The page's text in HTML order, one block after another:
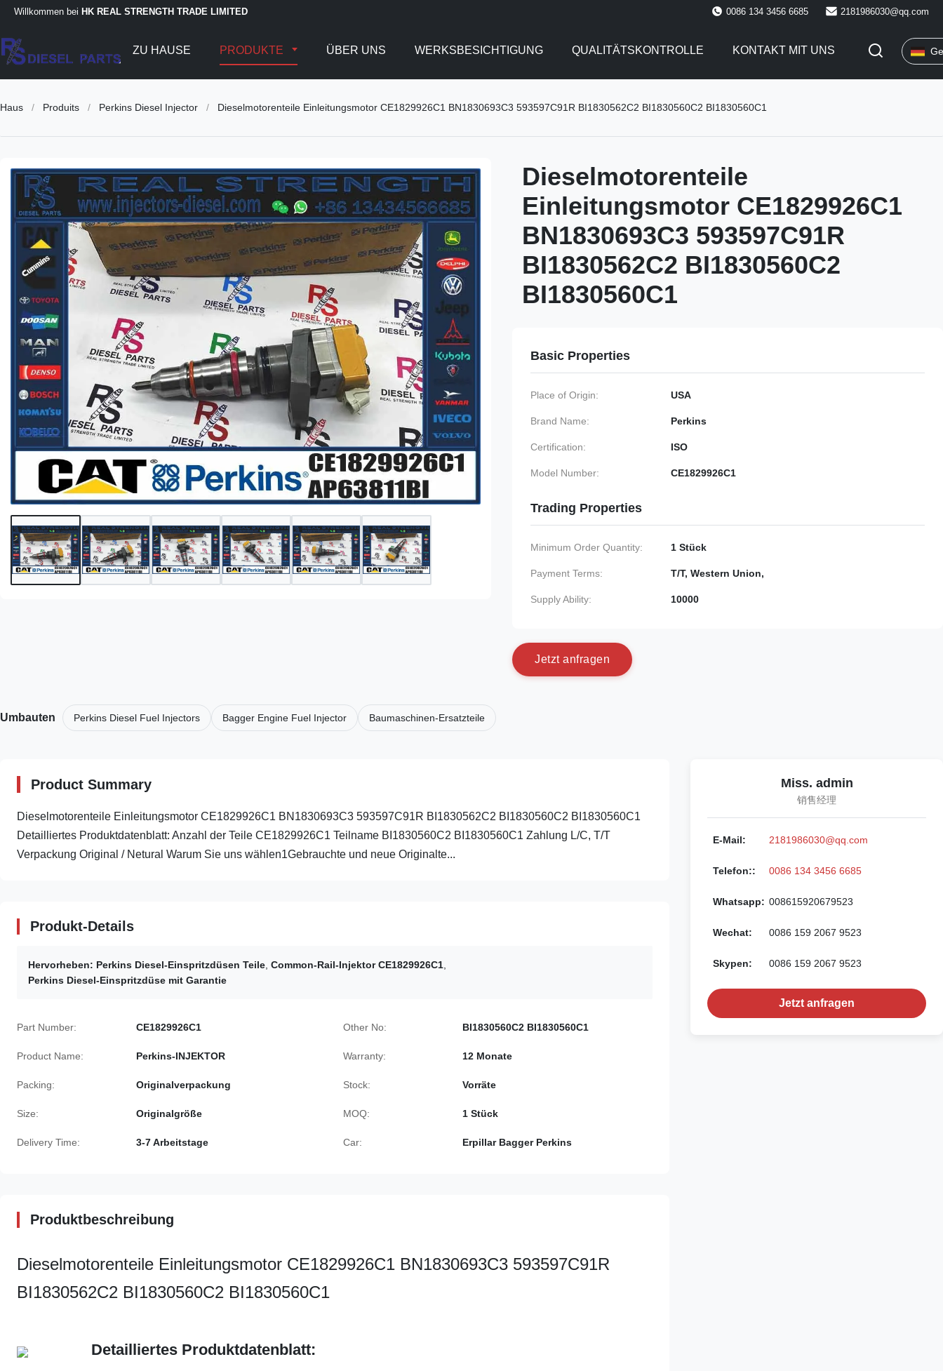
Willkommen bei HK REAL STRENGTH TRADE LIMITED 0086 134 3456 6685 2181986030@qq.com
ZU HAUSE PRODUKTE ÜBER UNS WERKSBESICHTIGUNG QUALITÄTSKONTROLLE KONTAKT MIT UNS
Haus / Produits / Perkins Diesel Injector / Dieselmotorenteile Einleitungsmotor CE1829926C1 BN1830693C3 593597C91R BI1830562C2 BI1830560C2 BI1830560C1
Dieselmotorenteile
Einleitungsmotor CE1829926C1
BN1830693C3 593597C91R
BI1830562C2 BI1830560C2
BI1830560C1
Basic Properties
Place of Origin: USA
Brand Name: Perkins
Certification: ISO
Model Number: CE1829926C1
Trading Properties
Minimum Order Quantity: 1 Stück
Payment Terms: T/T, Western Union,
Supply Ability: 10000
Jetzt anfragen
Umbauten Perkins Diesel Fuel Injectors Bagger Engine Fuel Injector Baumaschinen-Ersatzteile
Product Summary
Dieselmotorenteile Einleitungsmotor CE1829926C1 BN1830693C3 593597C91R BI1830562C2 BI1830560C2 BI1830560C1
Detailliertes Produktdatenblatt: Anzahl der Teile CE1829926C1 Teilname BI1830560C2 BI1830560C1 Zahlung L/C, T/T
Verpackung Original / Netural Warum Sie uns wählen1Gebrauchte und neue Originalte...
Produkt-Details
Hervorheben: Perkins Diesel-Einspritzdüsen Teile Common-Rail-Injektor CE1829926C1
Perkins Diesel-Einspritzdüse mit Garantie
Part Number: CE1829926C1 Other No: BI1830560C2 BI1830560C1
Product Name: Perkins-INJEKTOR Warranty: 12 Monate
Packing: Originalverpackung Stock: Vorräte
Size: Originalgröße MOQ: 1 Stück
Delivery Time: 3-7 Arbeitstage Car: Erpillar Bagger Perkins
Produktbeschreibung
Dieselmotorenteile Einleitungsmotor CE1829926C1 BN1830693C3 593597C91R
BI1830562C2 BI1830560C2 BI1830560C1
Detailliertes Produktdatenblatt:
Miss. admin
销售经理
E-Mail: 2181986030@qq.com
Telefon:: 0086 134 3456 6685
Whatsapp: 008615920679523
Wechat: 0086 159 2067 9523
Skypen: 0086 159 2067 9523
Jetzt anfragen